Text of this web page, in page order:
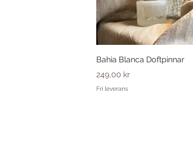
Snabbvisning
Bahia Blanca Doftpinnar
Pris
249,00 kr
Fri leverans